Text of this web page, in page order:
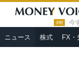
PR 今
ニュース 株式 FX・
HOME » ニュース
「海外不動産投資ブ